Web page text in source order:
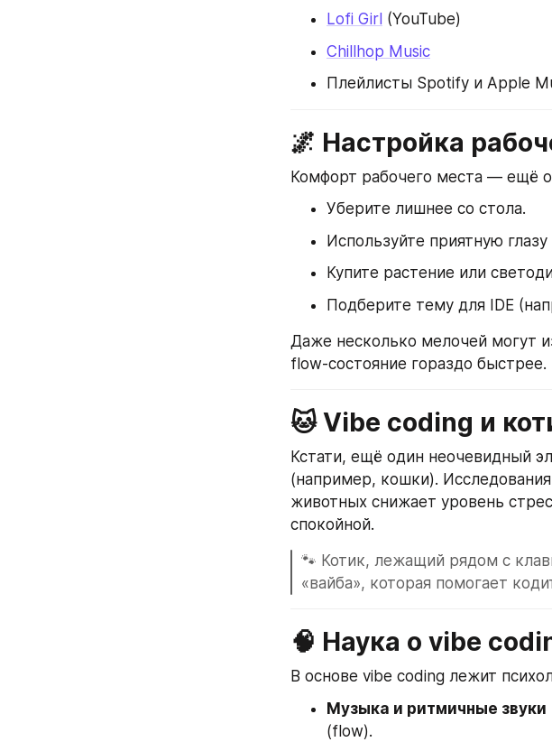
Lofi Girl (YouTube)
Chillhop Music
Плейлисты Spotify и Apple
🌌 Настройка
Комфорт рабочего места — ещё
Уберите лишнее со стола.
Используйте приятную
Купите растение или
Подберите тему для IDE
Даже несколько мелочей могут
flow-состояние гораздо быстрее.
🐱 Vibe coding и
Кстати, ещё один неочевидный
(например, кошки).
животных снижает уровень
спокойной.
🐾 Котик, лежащий рядом с
«вайба», которая помогает
🧠 Наука о vibe
В основе vibe coding лежит
Музыка и ритмичные звуки
(flow).